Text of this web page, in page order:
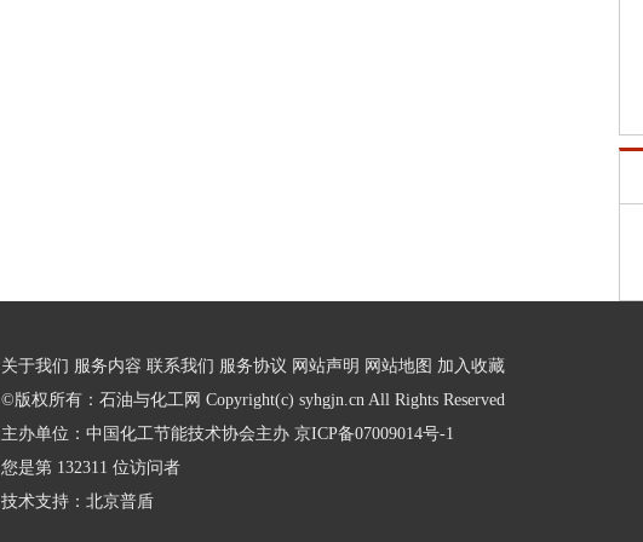
关于我们 服务内容 联系我们 服务协议 网站声明 网站地图 加入收藏
©版权所有：石油与化工网 Copyright(c) syhgjn.cn All Rights Reserved
主办单位：中国化工节能技术协会主办 京ICP备07009014号-1
您是第 132311 位访问者
技术支持： 北京普盾